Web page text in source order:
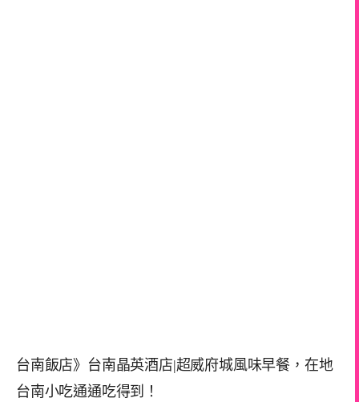
台南飯店》台南晶英酒店|超威府城風味早餐，在地
台南小吃通通吃得到！